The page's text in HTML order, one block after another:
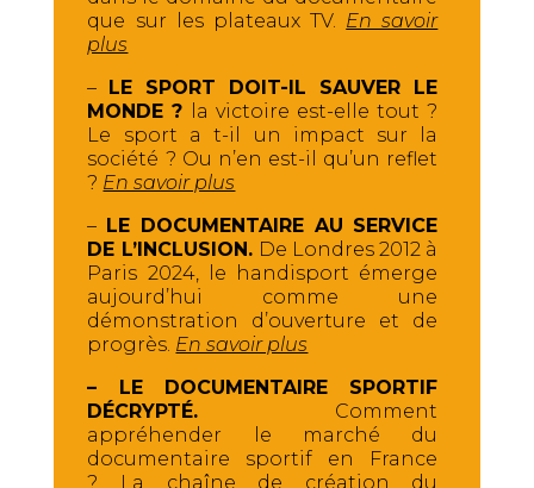
que sur les plateaux TV. En savoir
plus
– LE SPORT DOIT-IL SAUVER LE
MONDE ?
la victoire est-elle tout ?
Le sport a t-il un impact sur la
société ? Ou n’en est-il qu’un reflet
? En savoir plus
– LE DOCUMENTAIRE AU SERVICE
DE L’INCLUSION. De Londres 2012 à
Paris 2024, le handisport émerge
aujourd’hui comme une
démonstration d’ouverture et de
progrès. En savoir plus
– LE DOCUMENTAIRE SPORTIF
DÉCRYPTÉ. Comment
appréhender le marché du
documentaire sportif en France
? La chaîne de création du